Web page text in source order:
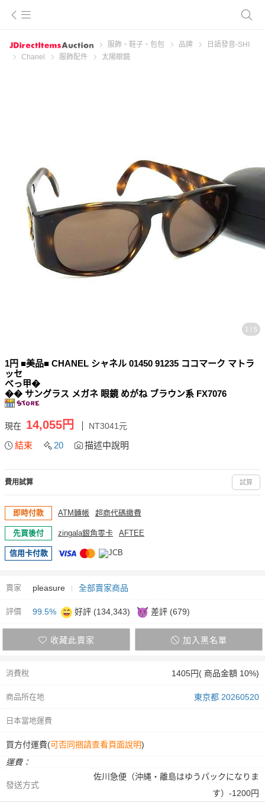
服飾、鞋子、包包 品牌
日語發音-SHI
Chanel
服飾配件 太陽眼鏡
1 / 5
1円 ■美品■ CHANEL シャネル 01450 91235 ココマーク マトラ
ッセ
べっ甲�
�� サングラス メガネ 眼鏡 めがね ブラウン系 FX7076
現在 14,055円 NT3041元
結束 20 描述中說明
費用試算 試算
即時付款 ATM轉帳 超商代碼繳費
先買後付 zingala銀角零卡 AFTEE
信用卡付款
賣家 pleasure 全部賣家商品
評價 99.5% 好評 (134,343) 差評 (679)
收藏此賣家 加入黑名單
消費稅 1405円( 商品金額 10%)
商品所在地 東京都 20260520
日本當地運費
買方付運費(可否同捆請查看頁面說明)
運費：
發送方式
佐川急便（沖縄・離島はゆうパックになりま
す）-1200円